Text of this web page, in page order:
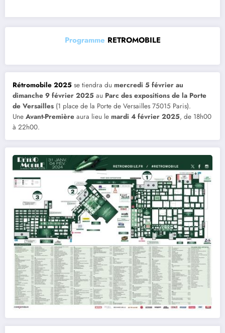
Programme RETROMOBILE
Rétromobile 2025 se tiendra du mercredi 5 février au
dimanche 9 février 2025 au Parc des expositions de la Porte
de Versailles (1 place de la Porte de Versailles 75015 Paris).
Une Avant-Première aura lieu le mardi 4 février 2025, de 18h00
à 22h00.